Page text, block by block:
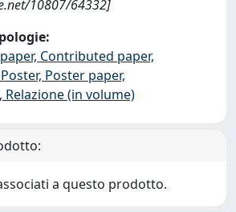
10807/64332]
Contributed paper,
Poster paper,
Relazione (in volume)
a questo prodotto.